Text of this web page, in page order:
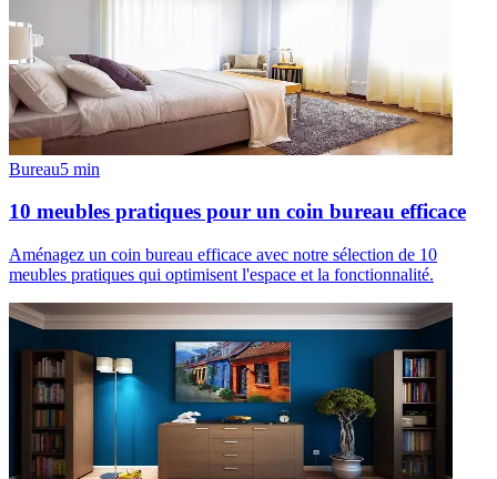
Bureau5 min
10 meubles pratiques pour un coin bureau efficace
Aménagez un coin bureau efficace avec notre sélection de 10
meubles pratiques qui optimisent l'espace et la fonctionnalité.